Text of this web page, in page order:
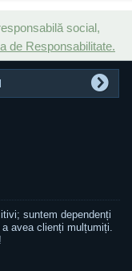
social,
de Responsabilitate.
suntem dependenți
avea clienți mulțumiți.